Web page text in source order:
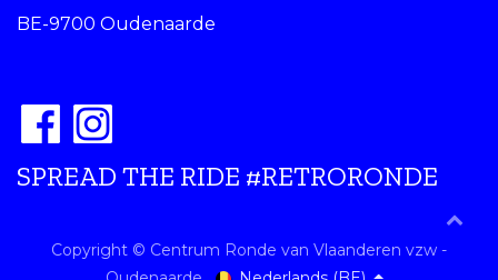
BE-9700 Oudenaarde
SPREAD THE RIDE #RETRORONDE
Copyright © Centrum Ronde van Vlaanderen vzw -